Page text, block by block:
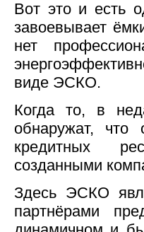
Вот это и есть
завоевывает
нет
виде ЭСКО.
Когда то, в
обнаружат,
кредитных
созданными
Здесь ЭСКО
партнёрами